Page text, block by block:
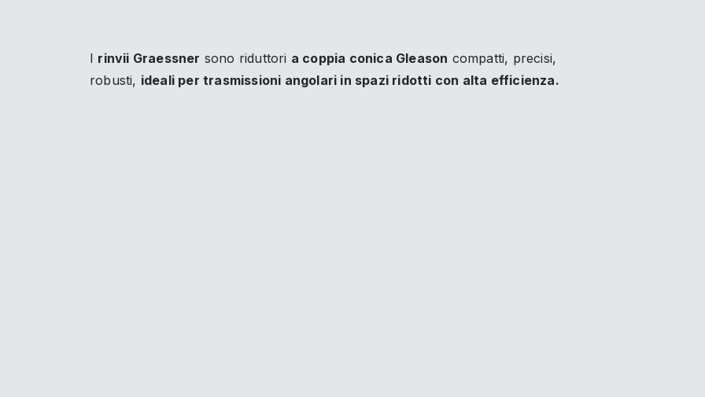
I rinvii Graessner sono riduttori a coppia conica Gleason compatti, precisi,
robusti, ideali per trasmissioni angolari in spazi ridotti con alta efficienza.